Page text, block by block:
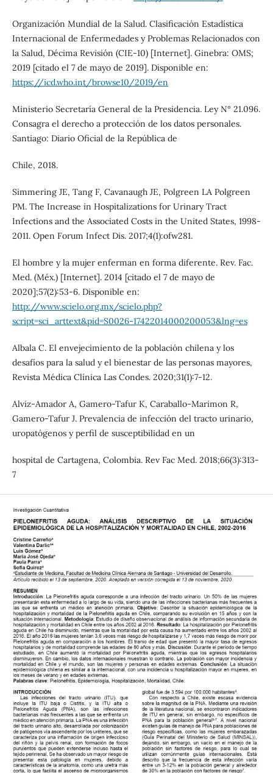
Organización Mundial de la Salud. Clasificación Estadística
Internacional de Enfermedades y Problemas Relacionados con
la Salud, Décima Revisión (CIE-10) [Internet]. Ginebra: OMS;
2019 [citado el 7 de mayo de 2019]. Disponible en:
https://icd.who.int/browse10/2019/en
Ministerio Secretaría General de la Presidencia. Ley N° 21.096.
Consagra el derecho a protección de los datos personales.
Santiago: Diario Oficial de la República de
Chile, 2018.
Simmering JE, Tang F, Cavanaugh JE, Polgreen LA Polgreen
PM. The Increase in Hospitalizations for Urinary Tract
Infections and the Associated Costs in the United States, 1998-
2011. Open Forum Infect Dis. 2017;4(1):ofw281.
El hombre y la mujer enferman en forma diferente. Rev. Fac.
Med. (Méx.) [Internet]. 2014 [citado el 7 de mayo de
2020];57(2):53-6. Disponible en:
http://www.scielo.org.mx/scielo.php?
script=sci_arttext&pid=S0026-17422014000200053&lng=es
Albala C. El envejecimiento de la población chilena y los
desafíos para la salud y el bienestar de las personas mayores,
Revista Médica Clínica Las Condes. 2020;31(1):7-12.
Alviz-Amador A, Gamero-Tafur K, Caraballo-Marimon R,
Gamero-Tafur J. Prevalencia de infección del tracto urinario,
uropatógenos y perfil de susceptibilidad en un
hospital de Cartagena, Colombia. Rev Fac Med. 2018;66(3):313-
7